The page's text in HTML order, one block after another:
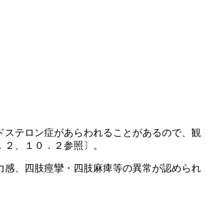
テロン症があらわれることがあるので、観
、１０．２参照〕。
、四肢痙攣・四肢麻痺等の異常が認められ